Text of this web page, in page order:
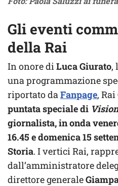
Gli eventi
della Rai
In onore di Luca Giurato,
una programmazione
riportato da Fanpage,
puntata speciale di
giornalista, in onda
16.45 e domenica 15
Storia. I vertici Rai,
dall’amministratore
direttore generale